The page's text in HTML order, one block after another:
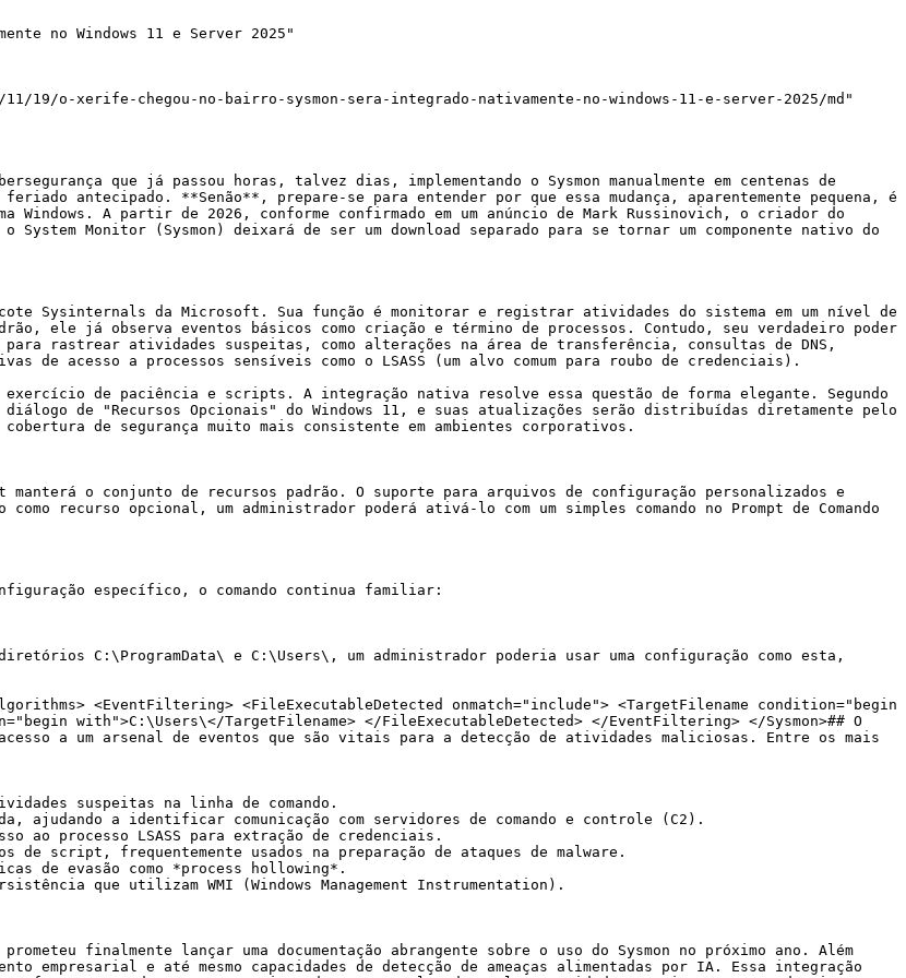
no Windows 11 e Server 2025"
o-xerife-chegou-no-bairro-sysmon-sera-integrado-nativamente-no-windows-11-e-server-2025/md"
que já passou horas, talvez dias, implementando o Sysmon manualmente em centenas de
antecipado. **Senão**, prepare-se para entender por que essa mudança, aparentemente pequena, é
Windows. A partir de 2026, conforme confirmado em um anúncio de Mark Russinovich, o criador do
Monitor (Sysmon) deixará de ser um download separado para se tornar um componente nativo do
Sysinternals da Microsoft. Sua função é monitorar e registrar atividades do sistema em um nível de
ele já observa eventos básicos como criação e término de processos. Contudo, seu verdadeiro poder
para rastrear atividades suspeitas, como alterações na área de transferência, consultas de DNS,
de acesso a processos sensíveis como o LSASS (um alvo comum para roubo de credenciais).
exercício de paciência e scripts. A integração nativa resolve essa questão de forma elegante. Segundo
de "Recursos Opcionais" do Windows 11, e suas atualizações serão distribuídas diretamente pelo
de segurança muito mais consistente em ambientes corporativos.
o conjunto de recursos padrão. O suporte para arquivos de configuração personalizados e
recurso opcional, um administrador poderá ativá-lo com um simples comando no Prompt de Comando
específico, o comando continua familiar:
C:\ProgramData\ e C:\Users\, um administrador poderia usar uma configuração como esta,
<EventFiltering> <FileExecutableDetected onmatch="include"> <TargetFilename condition="begin
with">C:\Users\</TargetFilename> </FileExecutableDetected> </EventFiltering> </Sysmon>## O
a um arsenal de eventos que são vitais para a detecção de atividades maliciosas. Entre os mais
suspeitas na linha de comando.
ajudando a identificar comunicação com servidores de comando e controle (C2).
ao processo LSASS para extração de credenciais.
script, frequentemente usados na preparação de ataques de malware.
de evasão como *process hollowing*.
que utilizam WMI (Windows Management Instrumentation).
finalmente lançar uma documentação abrangente sobre o uso do Sysmon no próximo ano. Além
empresarial e até mesmo capacidades de detecção de ameaças alimentadas por IA. Essa integração